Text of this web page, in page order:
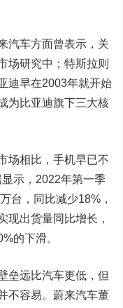
汽车方面曾表示，关
场研究中；特斯拉则
迪早在2003年就开始
为比亚迪旗下三大核
相比，手机早已不
示，2022年第一季
台，同比减少18%，
现出货量同比增长，
的下滑。
远比汽车更低，但
不容易。蔚来汽车董